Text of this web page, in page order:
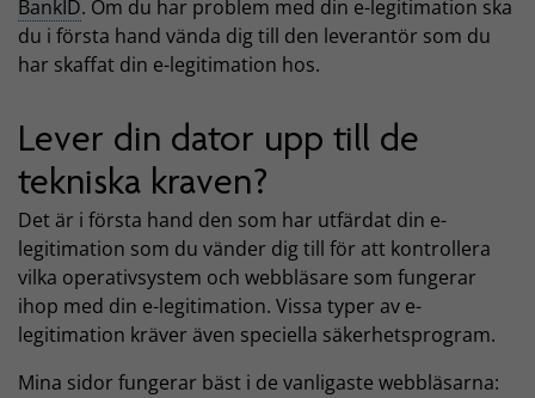
BankID. Om du har problem med din e-legitimation ska
du i första hand vända dig till den leverantör som du
har skaffat din e-legitimation hos.
Lever din dator upp till de
tekniska kraven?
Det är i första hand den som har utfärdat din e-
legitimation som du vänder dig till för att kontrollera
vilka operativsystem och webbläsare som fungerar
ihop med din e-legitimation. Vissa typer av e-
legitimation kräver även speciella säkerhetsprogram.
Mina sidor fungerar bäst i de vanligaste webbläsarna: